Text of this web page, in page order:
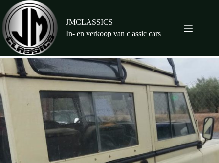
naar
de
inhoud
JMCLASSICS
In- en verkoop van classic cars